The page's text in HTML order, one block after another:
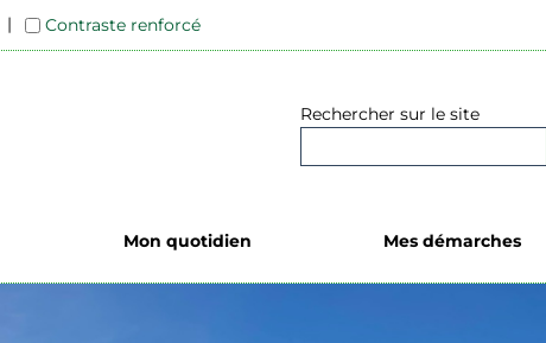
Contraste renforcé
Rechercher sur le site
Mon quotidien Mes démarches